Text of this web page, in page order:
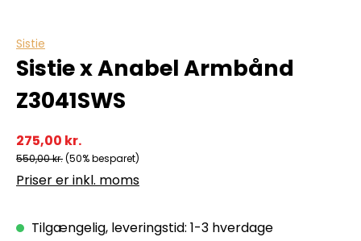
Sistie
Sistie x Anabel Armbånd
Z3041SWS
275,00 kr.
550,00 kr.(50% besparet)
Priser er inkl. moms
Tilgængelig, leveringstid: 1-3 hverdage